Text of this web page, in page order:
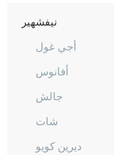
نيفشهير
أجي غول
أفانوس
جالش
شات
ديرين كويو